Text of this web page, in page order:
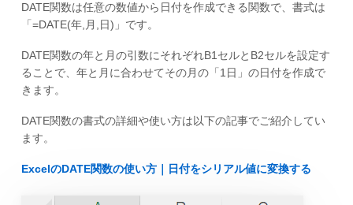
DATE関数は任意の数値から日付を作成できる関数で、書式は
「=DATE(年,月,日)」です。
DATE関数の年と月の引数にそれぞれB1セルとB2セルを設定す
ることで、年と月に合わせてその月の「1日」の日付を作成で
きます。
DATE関数の書式の詳細や使い方は以下の記事でご紹介してい
ます。
ExcelのDATE関数の使い方｜日付をシリアル値に変換する